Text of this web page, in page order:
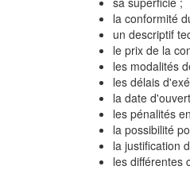
la conformité
un descriptif
le prix de la
les modalités
les délais
la date
les pénalités
la possibilité
la justification
les différentes